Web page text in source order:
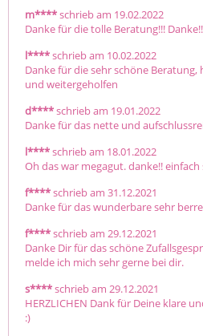
m****schrieb am 19.02.2022
Danke für die tolle Beratung!!!
l****schrieb am 10.02.2022
Danke für die sehr schöne
und weitergeholfen
d****schrieb am 19.01.2022
Danke für das nette und
l****schrieb am 18.01.2022
Oh das war megagut. danke!!
f****schrieb am 31.12.2021
Danke für das wunderbare sehr
f****schrieb am 29.12.2021
Danke Dir für das schöne
melde ich mich sehr gerne bei dir.
s****schrieb am 29.12.2021
HERZLICHEN Dank für Deine klare
:)